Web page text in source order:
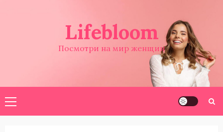
Lifebloom
Посмотри на мир женщин
Основное
меню